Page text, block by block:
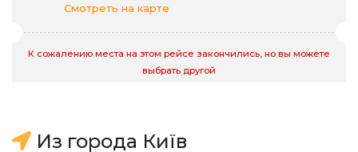
Смотреть на карте
К сожалению места на этом рейсе закончились, но вы можете
выбрать другой
Из города Київ